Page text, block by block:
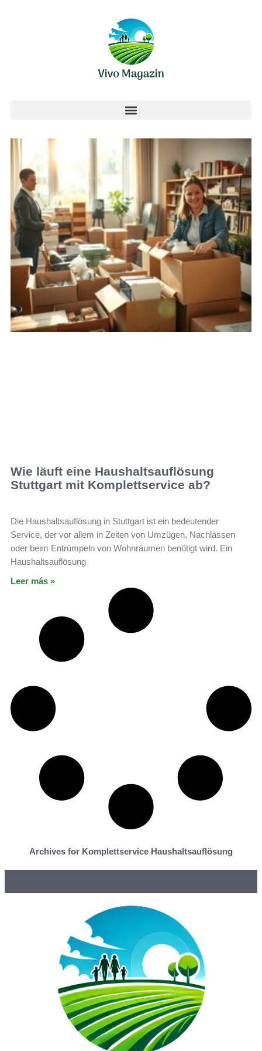
Wie läuft eine Haushaltsauflösung
Stuttgart mit Komplettservice ab?
Die Haushaltsauflösung in Stuttgart ist ein bedeutender
Service, der vor allem in Zeiten von Umzügen, Nachlässen
oder beim Entrümpeln von Wohnräumen benötigt wird. Ein
Haushaltsauflösung
Leer más »
Archives for Komplettservice Haushaltsauflösung